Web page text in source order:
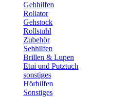
Gehhilfen
Rollator
Gehstock
Rollstuhl
Zubehör
Sehhilfen
Brillen & Lupen
Etui und Putztuch
sonstiges
Hörhilfen
Sonstiges